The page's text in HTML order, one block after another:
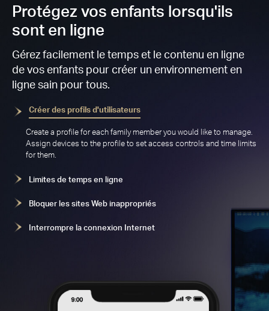
Protégez vos enfants lorsqu'ils
sont en ligne
Gérez facilement le temps et le contenu en ligne
de vos enfants pour créer un environnement en
ligne sain pour tous.
Créer des profils d'utilisateurs
Create a profile for each family member you would like to manage.
Assign devices to the profile to set access controls and time limits
for them.
Limites de temps en ligne
Bloquer les sites Web inappropriés
Interrompre la connexion Internet